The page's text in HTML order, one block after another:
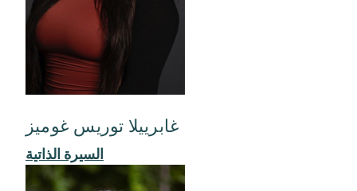
غابرييلا توريس غوميز
السيرة الذاتية